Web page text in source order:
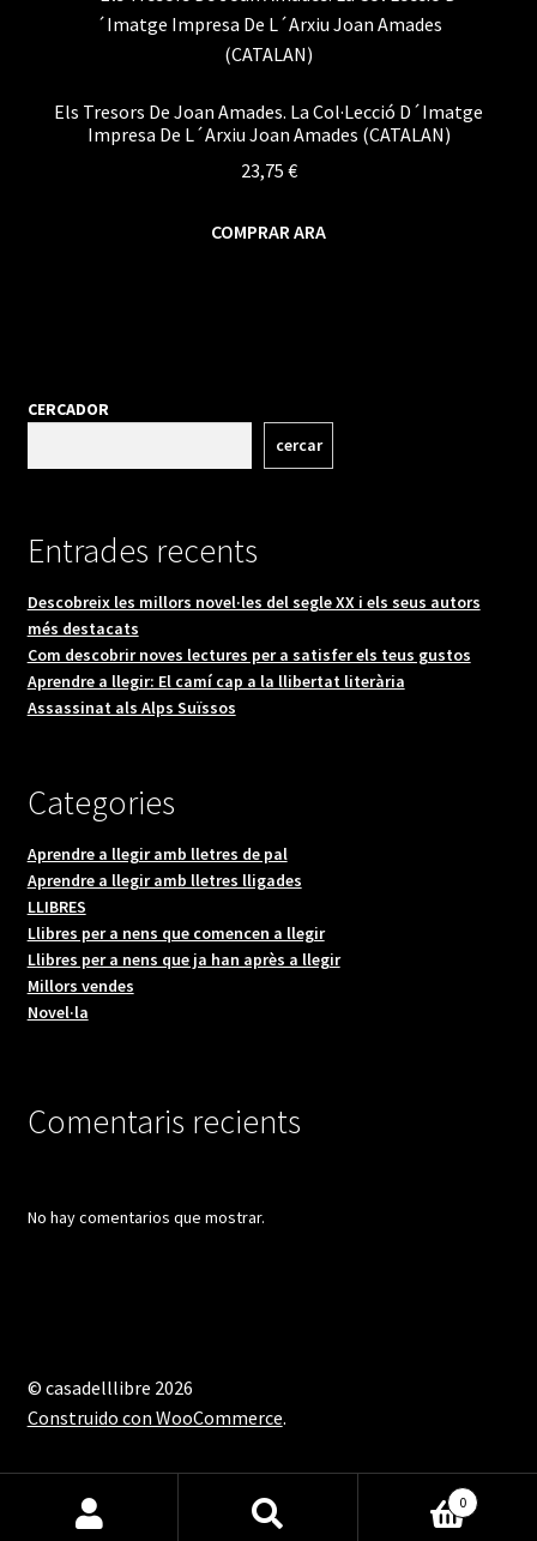
Els Tresors De Joan Amades. La Col·Lecció D´Imatge
Impresa De L´Arxiu Joan Amades (CATALAN)
23,75 €
COMPRAR ARA
CERCADOR
cercar
Entrades recents
Descobreix les millors novel·les del segle XX i els seus autors
més destacats
Com descobrir noves lectures per a satisfer els teus gustos
Aprendre a llegir: El camí cap a la llibertat literària
Assassinat als Alps Suïssos
Categories
Aprendre a llegir amb lletres de pal
Aprendre a llegir amb lletres lligades
LLIBRES
Llibres per a nens que comencen a llegir
Llibres per a nens que ja han après a llegir
Millors vendes
Novel·la
Comentaris recients
No hay comentarios que mostrar.
© casadelllibre 2026
Construido con WooCommerce.
0